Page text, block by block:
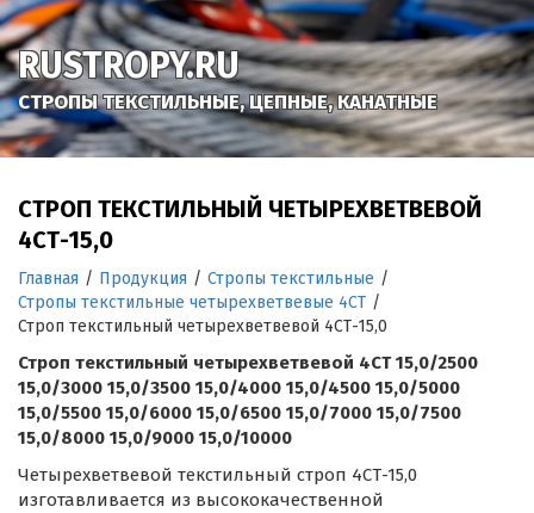
RUSTROPY.RU
СТРОПЫ ТЕКСТИЛЬНЫЕ, ЦЕПНЫЕ, КАНАТНЫЕ
СТРОП ТЕКСТИЛЬНЫЙ ЧЕТЫРЕХВЕТВЕВОЙ
4СТ-15,0
Главная / Продукция / Стропы текстильные /
Стропы текстильные четырехветвевые 4СТ /
Строп текстильный четырехветвевой 4СТ-15,0
Строп текстильный четырехветвевой 4СТ 15,0/2500
15,0/3000 15,0/3500 15,0/4000 15,0/4500 15,0/5000
15,0/5500 15,0/6000 15,0/6500 15,0/7000 15,0/7500
15,0/8000 15,0/9000 15,0/10000
Четырехветвевой текстильный строп 4СТ-15,0
изготавливается из высококачественной